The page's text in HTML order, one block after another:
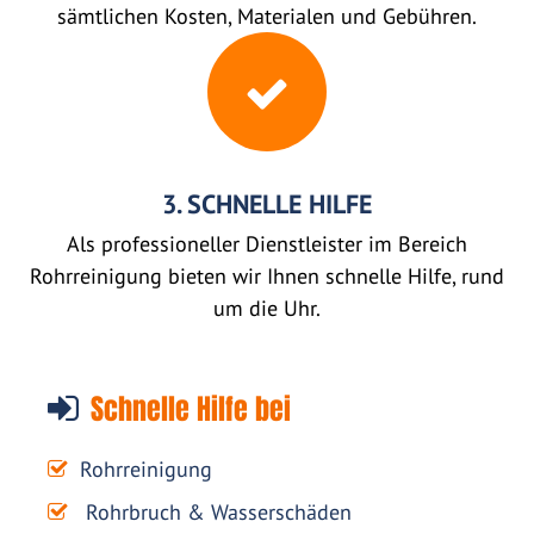
sämtlichen Kosten, Materialen und Gebühren.
3. SCHNELLE HILFE
Als professioneller Dienstleister im Bereich
Rohrreinigung bieten wir Ihnen schnelle Hilfe, rund
um die Uhr.
Schnelle Hilfe bei
Rohrreinigung
Rohrbruch & Wasserschäden